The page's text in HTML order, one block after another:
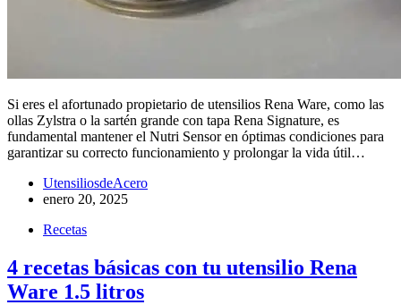
Si eres el afortunado propietario de utensilios Rena Ware, como las
ollas Zylstra o la sartén grande con tapa Rena Signature, es
fundamental mantener el Nutri Sensor en óptimas condiciones para
garantizar su correcto funcionamiento y prolongar la vida útil…
UtensiliosdeAcero
enero 20, 2025
Recetas
4 recetas básicas con tu utensilio Rena
Ware 1.5 litros